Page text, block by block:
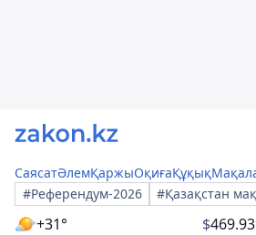
СаясатӘлемҚаржыОқиғаҚұқық
#Референдум-2026
#Қазақстан
+31° $469.93